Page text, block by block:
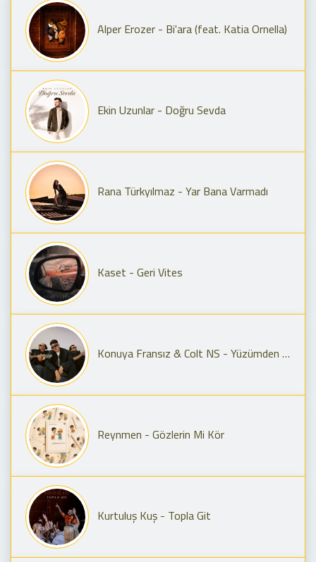
Alper Erozer - Bi'ara (feat. Katia Ornella)
Ekin Uzunlar - Doğru Sevda
Rana Türkyılmaz - Yar Bana Varmadı
Kaset - Geri Vites
Konuya Fransız & Colt NS - Yüzümden Anla
Reynmen - Gözlerin Mi Kör
Kurtuluş Kuş - Topla Git